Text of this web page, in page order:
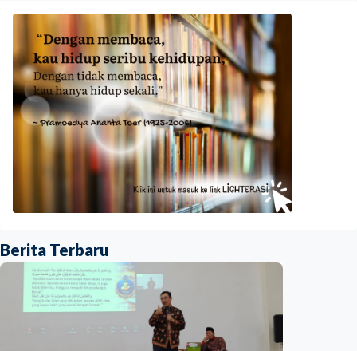
Berita Terbaru